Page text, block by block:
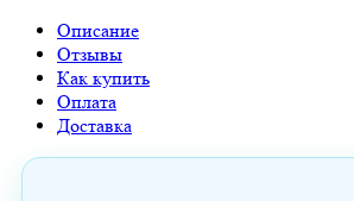
Описание
Отзывы
Как купить
Оплата
Доставка